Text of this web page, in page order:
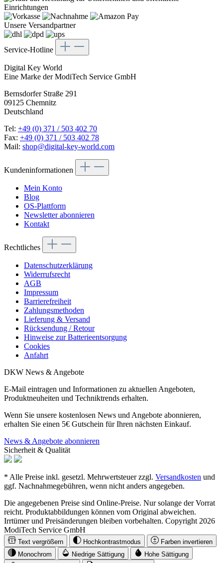
Unsere Versandpartner
Service-Hotline
Digital Key World
Eine Marke der ModiTech Service GmbH
Bernsdorfer Straße 291
09125 Chemnitz
Deutschland
Tel: +49 (0) 371 / 503 402 70
Fax: +49 (0) 371 / 503 402 78
Mail: shop@digital-key-world.com
Kundeninformationen
Mein Konto
Blog
OS-Plattform
Newsletter abonnieren
Kontakt
Rechtliches
Datenschutzerklärung
Widerrufsrecht
AGB
Impressum
Barrierefreiheit
Zahlungsmethoden
Lieferung & Versand
Rücksendung / Retour
Hinweise zur Batterieentsorgung
Cookies
Anfahrt
DKW News & Angebote
E-Mail eintragen und Informationen zu aktuellen Angeboten,
Produktneuheiten und Techniktrends erhalten.
Wenn Sie unsere kostenlosen News und Angebote abonnieren,
erhalten Sie einen 5€ Gutschein für Ihren nächsten Einkauf.
News & Angebote abonnieren
Sicherheit & Qualität
* Alle Preise inkl. gesetzl. Mehrwertsteuer zzgl. Versandkosten und
ggf. Nachnahmegebühren, wenn nicht anders angegeben.
Die angegebenen Preise sind Online-Preise. Nur solange der Vorrat
reicht. Produktabbildungen können vom Original abweichen.
Irrtümer und Preisänderungen bleiben vorbehalten. Copyright 2026
ModiTech Service GmbH
Text vergrößern Hochkontrastmodus
Farben invertieren
Monochrom
Niedrige Sättigung
Hohe Sättigung